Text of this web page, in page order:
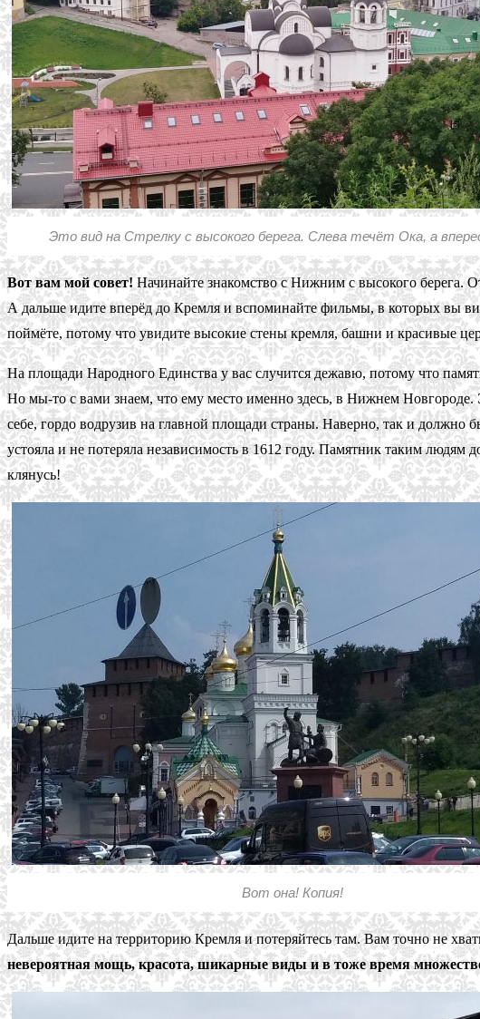
Это вид на Стрелку с высокого берега. Слева течёт Ока, а
Вот вам мой совет! Начинайте знакомство с Нижним с высокого берега.
А дальше идите вперёд до Кремля и вспоминайте фильмы, в которых вы
поймёте, потому что увидите высокие стены кремля, башни и красивые
На площади Народного Единства у вас случится дежавю, потому что
Но мы-то с вами знаем, что ему место именно здесь, в Нижнем
себе, гордо водрузив на главной площади страны. Наверно, так и
устояла и не потеряла независимость в 1612 году. Памятник таким
клянусь!
Вот она! Копия!
Дальше идите на территорию Кремля и потеряйтесь там. Вам точно не
невероятная мощь, красота, шикарные виды и в тоже время